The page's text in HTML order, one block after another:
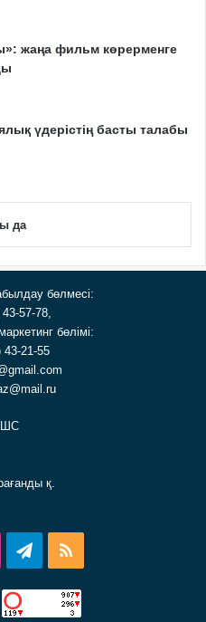
жаңа фильм көрерменге
үдерістің басты талабы
да
бөлмесі:
57-78,
бөлімі:
43-21-55
қ.
Telegram